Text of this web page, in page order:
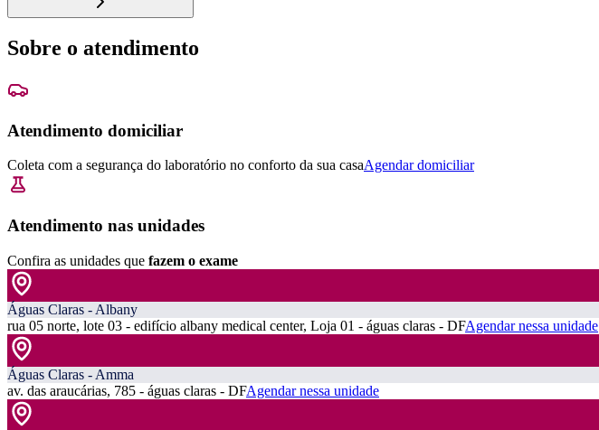
Sobre o atendimento
Atendimento domiciliar
Coleta com a segurança do laboratório no conforto da sua casaAgendar domiciliar
Atendimento nas unidades
Confira as unidades que fazem o exame
Águas Claras - Albany
rua 05 norte, lote 03 - edifício albany medical center, Loja 01 - águas claras - DFAgendar nessa unidade
Águas Claras - Amma
av. das araucárias, 785 - águas claras - DFAgendar nessa unidade